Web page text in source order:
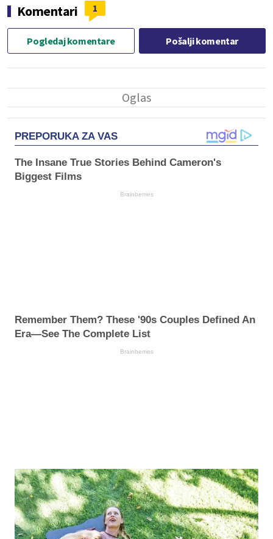
Komentari 1
Pogledaj komentare Pošalji komentar
PREPORUKA ZA VAS
The Insane True Stories Behind Cameron's
Biggest Films
Brainberries
Remember Them? These '90s Couples Defined An
Era—See The Complete List
Brainberries